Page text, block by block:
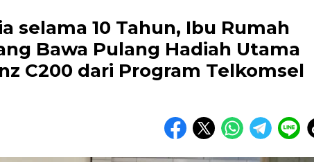
selama 10 Tahun, Ibu Rumah
Bawa Pulang Hadiah Utama
C200 dari Program Telkomsel